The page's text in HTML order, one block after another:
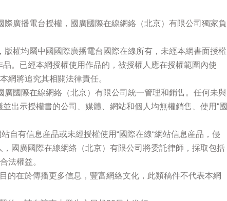
際廣播電台授權，國廣國際在線網絡（北京）有限公司獨家負
版權均屬中國國際廣播電台國際在線所有，未經本網書面授權
。已經本網授權使用作品的，被授權人應在授權範圍內使
網將追究其相關法律責任。
廣國際在線網絡（北京）有限公司統一管理和銷售。任何未與
出示授權書的公司、媒體、網站和個人均無權銷售、使用“國
自有信息産品或未經授權使用“國際在線“網站信息産品，侵
國廣國際在線網絡（北京）有限公司將委託律師，採取包括
法權益。
的在於傳播更多信息，豐富網絡文化，此類稿件不代表本網